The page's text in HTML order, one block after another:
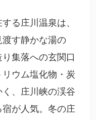
る庄川温泉は、
す静かな湯の
集落への玄関口
ウム塩化物・炭
、庄川峡の渓谷
が人気。冬の庄